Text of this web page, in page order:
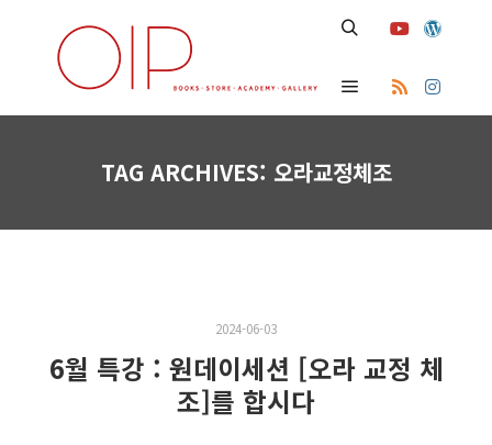
Main menu
TAG ARCHIVES: 오라교정체조
2024-06-03
6월 특강 : 원데이세션 [오라 교정 체
조]를 합시다